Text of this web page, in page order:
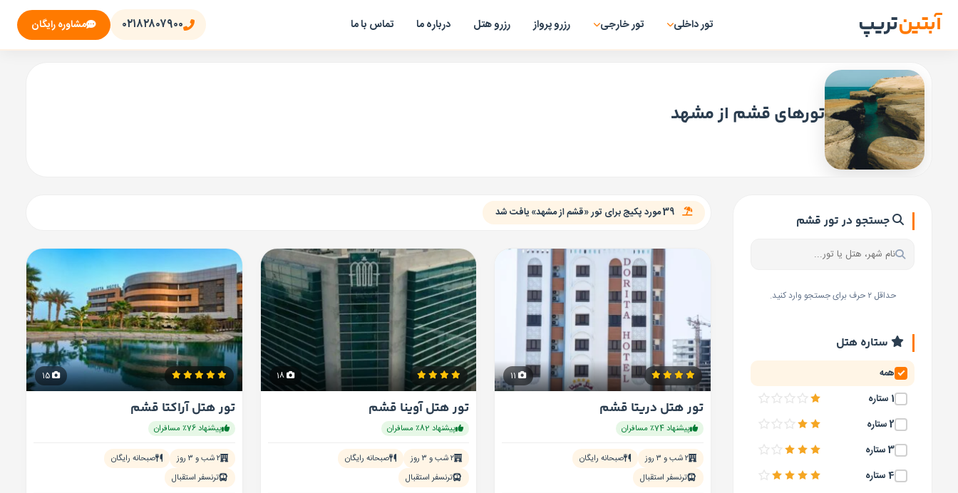
آبتینتریپ تور داخلی تور خارجی رزرو پرواز رزرو هتل درباره ما تماس با ما ۰۲۱۸۲۸۰۷۹۰۰ مشاوره رایگان
تورهای قشم از مشهد
جستجو در تور قشم
حداقل ۲ حرف برای جستجو وارد کنید.
ستاره هتل
همه
1 ستاره
2 ستاره
3 ستاره
4 ستاره
11
تور هتل دریتا قشم
پیشنهاد 74٪ مسافران
۲ شب و ۳ روز
صبحانه رایگان
ترنسفر استقبال
18
تور هتل آوینا قشم
پیشنهاد 82٪ مسافران
۲ شب و ۳ روز
صبحانه رایگان
ترنسفر استقبال
15
تور هتل آراکتا قشم
پیشنهاد 76٪ مسافران
۲ شب و ۳ روز
صبحانه رایگان
ترنسفر استقبال